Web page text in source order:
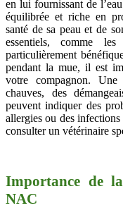
en lui fournissant de
équilibrée et riche en
santé de sa peau et de
essentiels, comme
particulièrement
pendant la mue, il est
votre compagnon.
chauves, des
peuvent indiquer des
allergies ou des infections
consulter un vétérinaire
Importance de
NAC